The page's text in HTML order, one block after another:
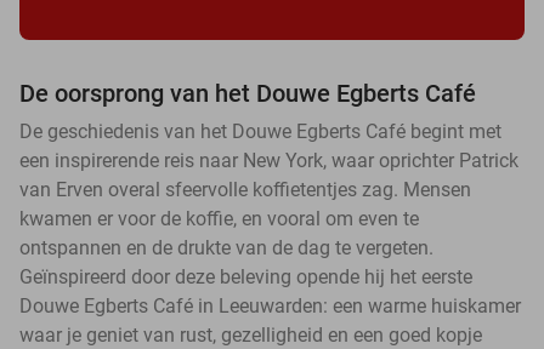
De oorsprong van het Douwe Egberts Café
De geschiedenis van het Douwe Egberts Café begint met
een inspirerende reis naar New York, waar oprichter Patrick
van Erven overal sfeervolle koffietentjes zag. Mensen
kwamen er voor de koffie, en vooral om even te
ontspannen en de drukte van de dag te vergeten.
Geïnspireerd door deze beleving opende hij het eerste
Douwe Egberts Café in Leeuwarden: een warme huiskamer
waar je geniet van rust, gezelligheid en een goed kopje